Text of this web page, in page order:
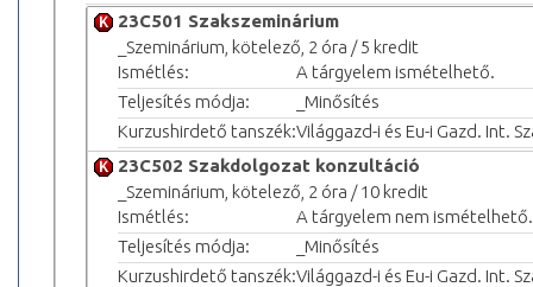
23C501 Szakszeminárium
_Szeminárium, kötelező, 2 óra / 5 kredit
Ismétlés:
A tárgyelem ismételhető.
Teljesítés módja:
_Minősítés
Kurzushirdető tanszék:Világgazd-i és Eu-i Gazd. Int.
23C502 Szakdolgozat konzultáció
_Szeminárium, kötelező, 2 óra / 10 kredit
Ismétlés:
A tárgyelem nem ismételhető.
Teljesítés módja:
_Minősítés
Kurzushirdető tanszék:Világgazd-i és Eu-i Gazd. Int.